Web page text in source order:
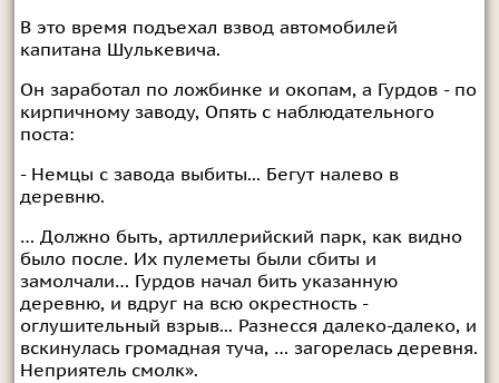
В это время подъехал взвод автомобилей
капитана Шулькевича.
Он заработал по ложбинке и окопам, а Гурдов - по
кирпичному заводу, Опять с наблюдательного
поста:
- Немцы с завода выбиты... Бегут налево в
деревню.
… Должно быть, артиллерийский парк, как видно
было после. Их пулеметы были сбиты и
замолчали… Гурдов начал бить указанную
деревню, и вдруг на всю окрестность -
оглушительный взрыв... Разнесся далеко-далеко, и
вскинулась громадная туча, … загорелась деревня.
Неприятель смолк».